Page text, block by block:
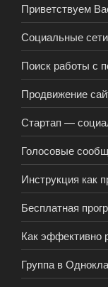
Приветствуем
Социальные
Поиск работы с
Продвижение
Стартап —
Голосовые
Инструкция как
Бесплатная
Как эффективно
Группа в